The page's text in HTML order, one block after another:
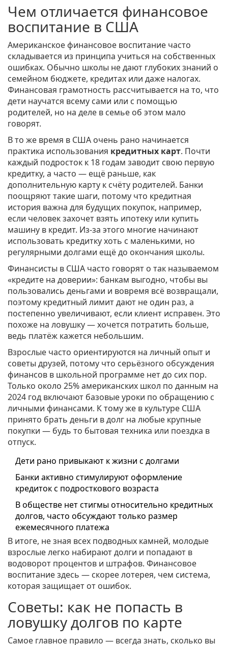
Чем отличается финансовое
воспитание в США
Американское финансовое воспитание часто
складывается из принципа учиться на собственных
ошибках. Обычно школы не дают глубоких знаний о
семейном бюджете, кредитах или даже налогах.
Финансовая грамотность рассчитывается на то, что
дети научатся всему сами или с помощью
родителей, но на деле в семье об этом мало
говорят.
В то же время в США очень рано начинается
практика использования кредитных карт. Почти
каждый подросток к 18 годам заводит свою первую
кредитку, а часто — ещё раньше, как
дополнительную карту к счёту родителей. Банки
поощряют такие шаги, потому что кредитная
история важна для будущих покупок, например,
если человек захочет взять ипотеку или купить
машину в кредит. Из-за этого многие начинают
использовать кредитку хоть с маленькими, но
регулярными долгами ещё до окончания школы.
Финансисты в США часто говорят о так называемом
«кредите на доверии»: банкам выгодно, чтобы вы
пользовались деньгами и вовремя всё возвращали,
поэтому кредитный лимит дают не один раз, а
постепенно увеличивают, если клиент исправен. Это
похоже на ловушку — хочется потратить больше,
ведь платёж кажется небольшим.
Взрослые часто ориентируются на личный опыт и
советы друзей, потому что серьёзного обсуждения
финансов в школьной программе нет до сих пор.
Только около 25% американских школ по данным на
2024 год включают базовые уроки по обращению с
личными финансами. К тому же в культуре США
принято брать деньги в долг на любые крупные
покупки — будь то бытовая техника или поездка в
отпуск.
Дети рано привыкают к жизни с долгами
Банки активно стимулируют оформление
кредиток с подросткового возраста
В обществе нет стигмы относительно кредитных
долгов, часто обсуждают только размер
ежемесячного платежа
В итоге, не зная всех подводных камней, молодые
взрослые легко набирают долги и попадают в
водоворот процентов и штрафов. Финансовое
воспитание здесь — скорее лотерея, чем система,
которая защищает от ошибок.
Советы: как не попасть в
ловушку долгов по карте
Самое главное правило — всегда знать, сколько вы